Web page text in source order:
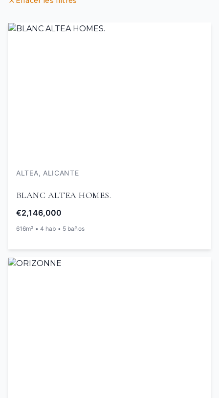
ALTEA, ALICANTE
BLANC ALTEA HOMES.
€2,146,000
616m² • 4 hab • 5 baños